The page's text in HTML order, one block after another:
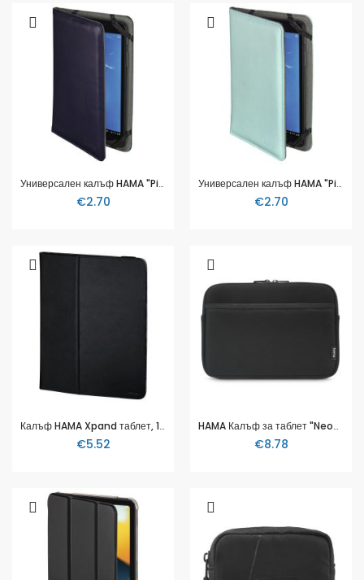
Универсален калъф HAMA "Piscine", 7", Тъмно син, 173547
€2.70
Универсален калъф HAMA "Piscine", 7", Тюркоаз, 173549
€2.70
Калъф HAMA Xpand таблет, 17.8 cm (7"), Черен, 173596
€5.52
HAMA Калъф за таблет "Neoprene" с предно отделение, 28 см (11"), черен
€8.78